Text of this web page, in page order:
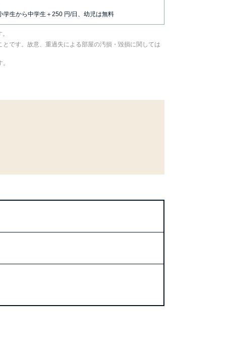
生から中学生＋250 円/日、幼児は無料
です。故意、重過失による部屋の汚損・毀損に関しては